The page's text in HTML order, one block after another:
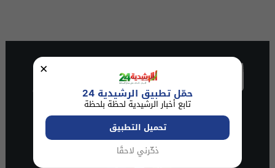
×
حمّل تطبيق الرشيدية 24
تابع أخبار الرشيدية لحظة بلحظة
تحميل التطبيق
ذكّرني لاحقًا